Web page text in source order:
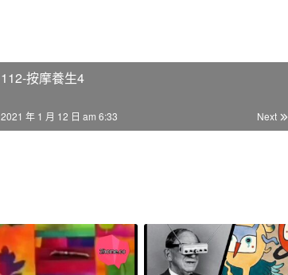
112-按摩養生4
Next
2021 年 1 月 12 日 am 6:33